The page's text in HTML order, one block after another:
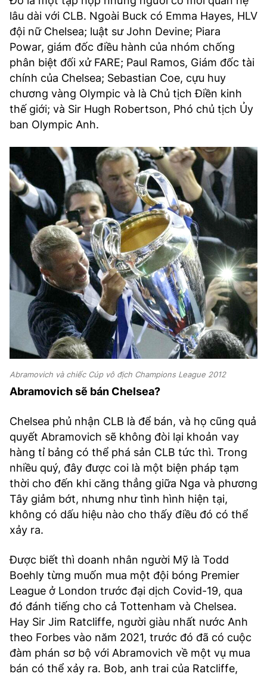
lâu dài với CLB. Ngoài Buck có Emma Hayes, HLV
đội nữ Chelsea; luật sư John Devine; Piara
Powar, giám đốc điều hành của nhóm chống
phân biệt đối xử FARE; Paul Ramos, Giám đốc tài
chính của Chelsea; Sebastian Coe, cựu huy
chương vàng Olympic và là Chủ tịch Điền kinh
thế giới; và Sir Hugh Robertson, Phó chủ tịch Ủy
ban Olympic Anh.
Abramovich và chiếc Cúp vô địch Champions League 2012
Abramovich sẽ bán Chelsea?
Chelsea phủ nhận CLB là để bán, và họ cũng quả
quyết Abramovich sẽ không đòi lại khoản vay
hàng tỉ bảng có thể phá sản CLB tức thì. Trong
nhiều quý, đây được coi là một biện pháp tạm
thời cho đến khi căng thẳng giữa Nga và phương
Tây giảm bớt, nhưng như tình hình hiện tại,
không có dấu hiệu nào cho thấy điều đó có thể
xảy ra.
Được biết thì doanh nhân người Mỹ là Todd
Boehly từng muốn mua một đội bóng Premier
League ở London trước đại dịch Covid-19, qua
đó đánh tiếng cho cả Tottenham và Chelsea.
Hay Sir Jim Ratcliffe, người giàu nhất nước Anh
theo Forbes vào năm 2021, trước đó đã có cuộc
đàm phán sơ bộ với Abramovich về một vụ mua
bán có thể xảy ra. Bob, anh trai của Ratcliffe,